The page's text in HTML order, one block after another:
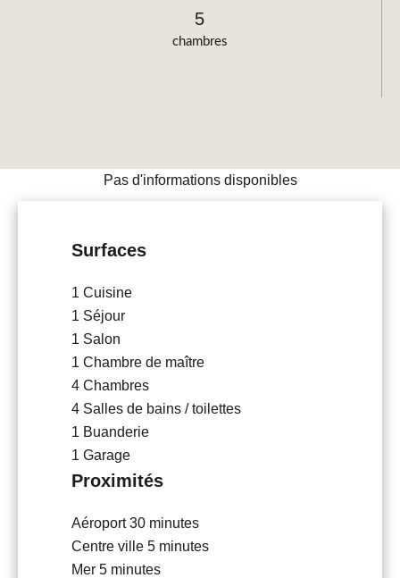
chambres
5
Pas d'informations disponibles
Surfaces
1 Cuisine
1 Séjour
1 Salon
1 Chambre de maître
4 Chambres
4 Salles de bains / toilettes
1 Buanderie
1 Garage
Proximités
Aéroport30 minutes
Centre ville 5 minutes
Mer 5 minutes